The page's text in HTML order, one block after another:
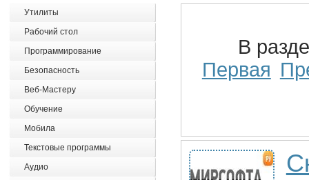
Утилиты
Рабочий стол
Программирование
Безопасность
Веб-Мастеру
Обучение
Мобила
Текстовые программы
Аудио
В
Первая